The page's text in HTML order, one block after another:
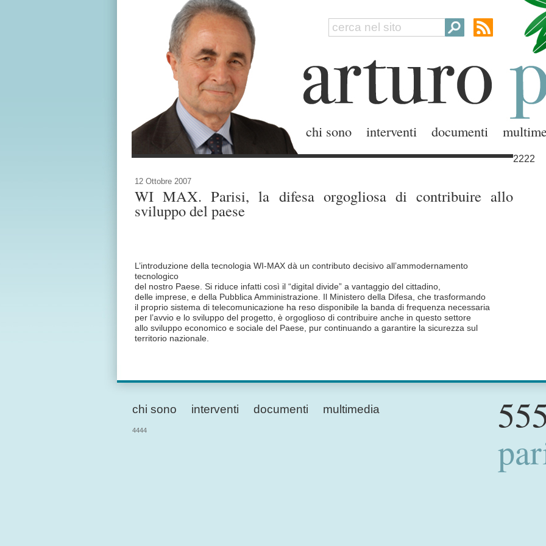
chi sono interventi documenti
2222
12 Ottobre 2007
WI MAX. Parisi, la difesa orgogliosa di contribuire allo
sviluppo del paese
L’introduzione della tecnologia WI-MAX dà un contributo decisivo all’ammodernamento
tecnologico
del nostro Paese. Si riduce infatti così il “digital divide” a vantaggio del cittadino,
delle imprese, e della Pubblica Amministrazione. Il Ministero della Difesa, che trasformando
il proprio sistema di telecomunicazione ha reso disponibile la banda di frequenza necessaria
per l’avvio e lo sviluppo del progetto, è orgoglioso di contribuire anche in questo settore
allo sviluppo economico e sociale del Paese, pur continuando a garantire la sicurezza sul
territorio nazionale.
chi sono interventi documenti multimedia
4444